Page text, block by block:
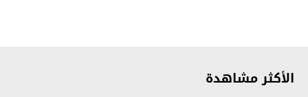
الأكثر مشاهدة